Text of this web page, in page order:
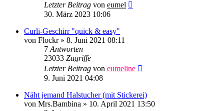
Letzter Beitrag von eumel
30. März 2023 10:06
Curli-Geschirr "quick & easy"
von Flockr» 8. Juni 2021 08:11
7 Antworten
23033 Zugriffe
Letzter Beitrag von eumeline
9. Juni 2021 04:08
Näht jemand Halstucher (mit Stickerei)
von Mrs.Bambina » 10. April 2021 13:50